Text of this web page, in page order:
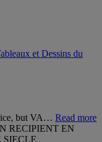
et Dessins du
but VA… Read more
RECIPIENT EN
SIECLE